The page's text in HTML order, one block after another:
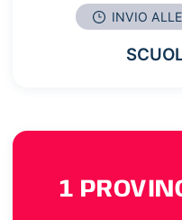
INVIO
1